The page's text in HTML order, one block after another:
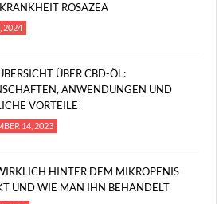
ROSAZEA
2024
ÜBER CBD-ÖL:
ANWENDUNGEN UND
VORTEILE
14, 2023
HINTER DEM MIKROPENIS
UND WIE MAN IHN BEHANDELT